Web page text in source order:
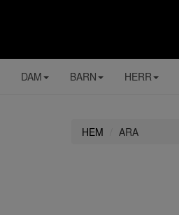
DAM BARN HERR
HEM ARA